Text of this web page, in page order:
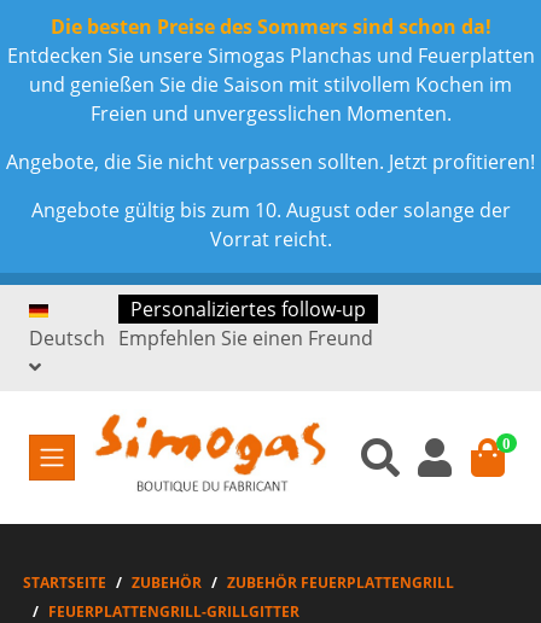
Die besten Preise des Sommers sind schon da!
Entdecken Sie unsere Simogas Planchas und Feuerplatten
und genießen Sie die Saison mit stilvollem Kochen im
Freien und unvergesslichen Momenten.
Angebote, die Sie nicht verpassen sollten. Jetzt profitieren!
Angebote gültig bis zum 10. August oder solange der
Vorrat reicht.
Deutsch
Personaliziertes follow-up
Empfehlen Sie einen Freund
0
STARTSEITE ZUBEHÖR
ZUBEHÖR FEUERPLATTENGRILL
FEUERPLATTENGRILL-GRILLGITTER